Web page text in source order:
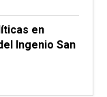
en
Ingenio San